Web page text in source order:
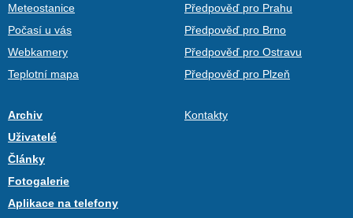
Meteostanice
Počasí u vás
Webkamery
Teplotní mapa
Předpověď pro Prahu
Předpověď pro Brno
Předpověď pro Ostravu
Předpověď pro Plzeň
Archiv
Uživatelé
Články
Fotogalerie
Aplikace na telefony
Kontakty